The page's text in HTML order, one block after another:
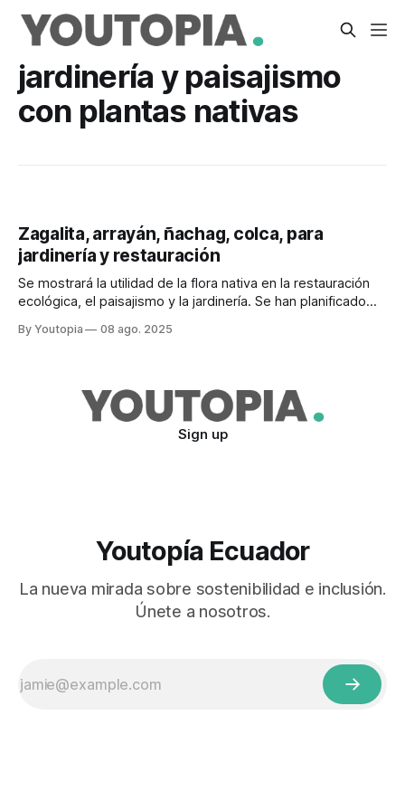
jardinería y paisajismo
con plantas nativas
Zagalita, arrayán, ñachag, colca, para
jardinería y restauración
Se mostrará la utilidad de la flora nativa en la restauración
ecológica, el paisajismo y la jardinería. Se han planificado
By Youtopia 08 ago. 2025
Sign up
Youtopía Ecuador
La nueva mirada sobre sostenibilidad e inclusión.
Únete a nosotros.